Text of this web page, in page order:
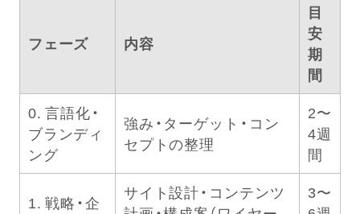
フェーズ 内容
目
安
期
間
0. 言語化・
ブランディ
ング
強み・ターゲット・コン
セプトの整理
2〜
4週
間
1. 戦略・企
サイト設計・コンテンツ
3〜